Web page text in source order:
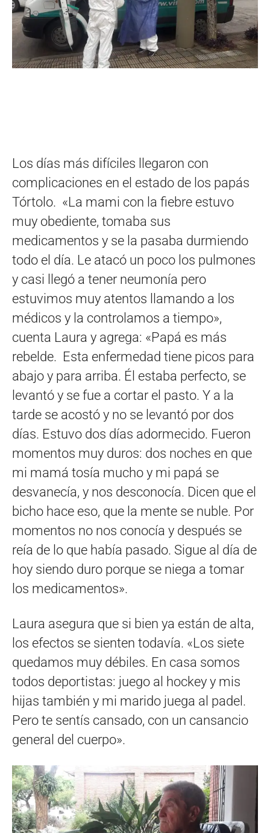
Los días más difíciles llegaron con
complicaciones en el estado de los papás
Tórtolo. «La mami con la fiebre estuvo
muy obediente, tomaba sus
medicamentos y se la pasaba durmiendo
todo el día. Le atacó un poco los pulmones
y casi llegó a tener neumonía pero
estuvimos muy atentos llamando a los
médicos y la controlamos a tiempo»,
cuenta Laura y agrega: «Papá es más
rebelde. Esta enfermedad tiene picos para
abajo y para arriba. Él estaba perfecto, se
levantó y se fue a cortar el pasto. Y a la
tarde se acostó y no se levantó por dos
días. Estuvo dos días adormecido. Fueron
momentos muy duros: dos noches en que
mi mamá tosía mucho y mi papá se
desvanecía, y nos desconocía. Dicen que el
bicho hace eso, que la mente se nuble. Por
momentos no nos conocía y después se
reía de lo que había pasado. Sigue al día de
hoy siendo duro porque se niega a tomar
los medicamentos».
Laura asegura que si bien ya están de alta,
los efectos se sienten todavía. «Los siete
quedamos muy débiles. En casa somos
todos deportistas: juego al hockey y mis
hijas también y mi marido juega al padel.
Pero te sentís cansado, con un cansancio
general del cuerpo».